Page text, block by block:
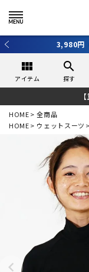
3,980円
view_module
アイテム
search
探す
HOME
全商品
HOME
ウェットスーツ